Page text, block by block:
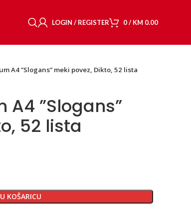
LOGIN / REGISTER 0/ KM 0.00
A4 ”Slogans” meki povez, Dikto, 52 lista
A4 ”Slogans”
52 lista
KOŠARICU